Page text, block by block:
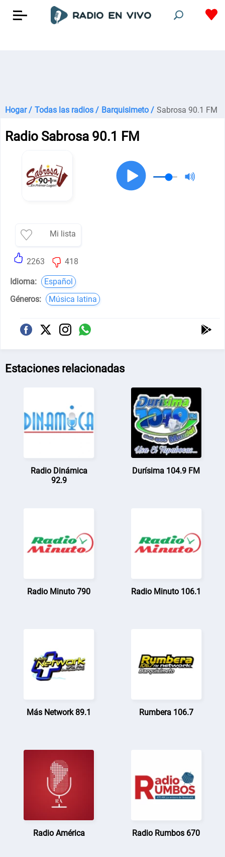
Hogar / Todas las radios / Barquisimeto / Sabrosa 90.1 FM
Radio Sabrosa 90.1 FM
Mi lista
2263 418
Idioma:
Español
Géneros:
Música latina
Estaciones relacionadas
Radio Dinámica
92.9
Durísima 104.9 FM
Radio Minuto 790 Radio Minuto 106.1
Más Network 89.1 Rumbera 106.7
Radio América Radio Rumbos 670